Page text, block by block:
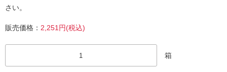
さい。
販売価格： 2,251円(税込)
箱